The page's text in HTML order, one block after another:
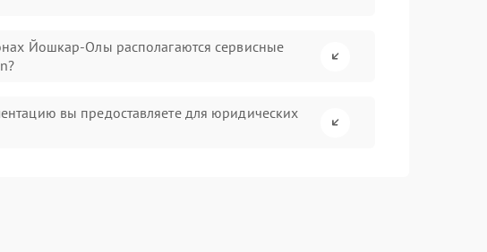
Йошкар-Олы располагаются сервисные
вы предоставляете для юридических